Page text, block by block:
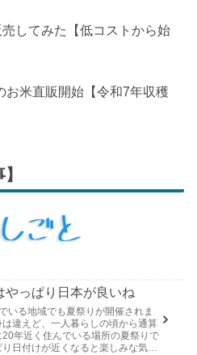
してみた【低コストから始
お米直販開始【令和7年収穫
やっぱり日本が良いね
いる地域でも夏祭りが開催されま
は違えど、一人暮らしの頃から通算
20年近く住んでいる場所の夏祭りで
日付けが近くなると楽しみな気持